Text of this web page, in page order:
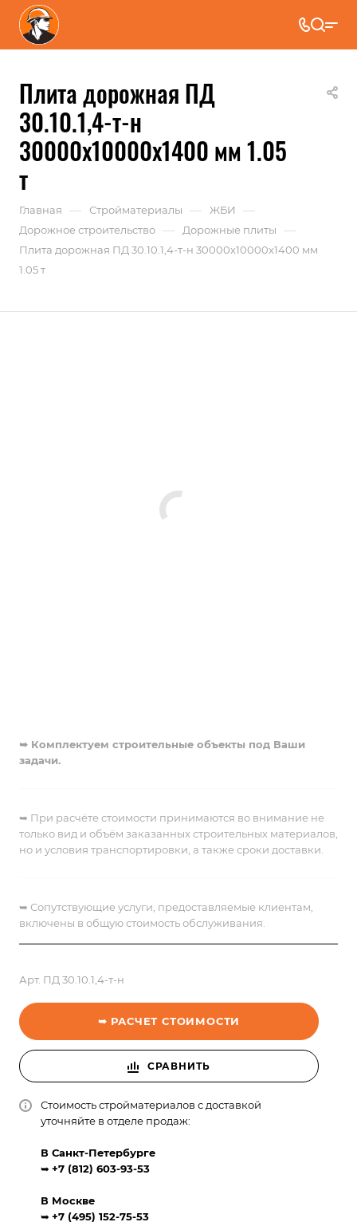
Плита дорожная ПД
30.10.1,4-т-н
30000x10000x1400 мм 1.05
т
Главная — Стройматериалы — ЖБИ —
Дорожное строительство — Дорожные плиты —
Плита дорожная ПД 30.10.1,4-т-н 30000x10000x1400 мм
1.05 т
➥ Комплектуем строительные объекты под Ваши
задачи.
➥ При расчёте стоимости принимаются во внимание не
только вид и объём заказанных строительных материалов,
но и условия транспортировки, а также сроки доставки.
➥ Сопутствующие услуги, предоставляемые клиентам,
включены в общую стоимость обслуживания.
Арт. ПД 30.10.1,4-т-н
➥ РАСЧЕТ СТОИМОСТИ
СРАВНИТЬ
Стоимость стройматериалов с доставкой
уточняйте в отделе продаж:
В Санкт-Петербурге
➥ +7 (812) 603-93-53
В Москве
➥ +7 (495) 152-75-53